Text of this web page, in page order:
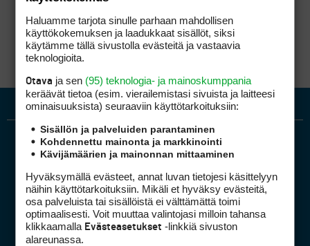
Golfpiste mediakortti
Haluamme tarjota sinulle parhaan mahdollisen
käyttökokemuksen ja laadukkaat sisällöt, siksi
käytämme tällä sivustolla evästeitä ja vastaavia
teknologioita.
Otava ja sen (95) teknologia- ja mainoskumppania
keräävät tietoa (esim. vierailemis­tasi sivuista ja laitteesi
ominaisuuk­sista) seuraaviin käyttötarkoituksiin:
Sisällön ja palveluiden parantaminen
Kohdennettu mainonta ja markkinointi
Kävijämäärien ja mainonnan mittaaminen
Hyväksymällä evästeet, annat luvan tietojesi käsittelyyn
näihin käyttötarkoituksiin. Mikäli et hyväksy evästeitä,
osa palveluista tai sisällöistä ei välttämättä toimi
optimaalisesti. Voit muuttaa valintojasi milloin tahansa
klikkaamalla Evästeasetukset -linkkiä sivuston
alareunassa.